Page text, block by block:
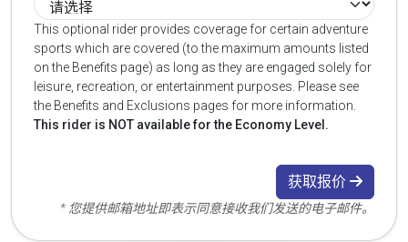
This optional rider provides coverage for certain adventure
sports which are covered (to the maximum amounts listed
on the Benefits page) as long as they are engaged solely for
leisure, recreation, or entertainment purposes. Please see
the Benefits and Exclusions pages for more information.
This rider is NOT available for the Economy Level.
获取报价
* 您提供邮箱地址即表示同意接收我们发送的电子邮件。